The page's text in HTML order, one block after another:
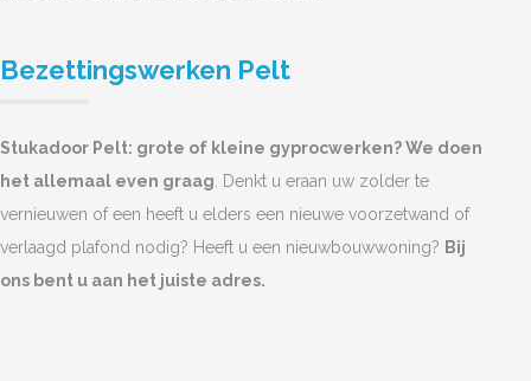
Bezettingswerken Pelt
Stukadoor Pelt: grote of kleine gyprocwerken? We doen
het allemaal even graag. Denkt u eraan uw zolder te
vernieuwen of een heeft u elders een nieuwe voorzetwand of
verlaagd plafond nodig? Heeft u een nieuwbouwwoning? Bij
ons bent u aan het juiste adres.